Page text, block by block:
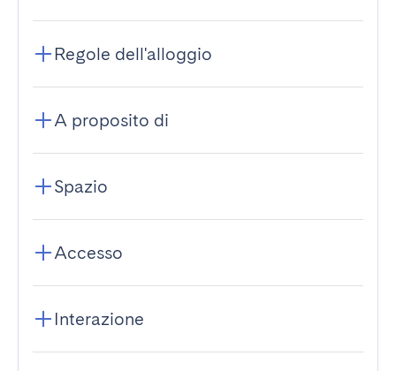
Regole dell'alloggio
A proposito di
Spazio
Accesso
Interazione